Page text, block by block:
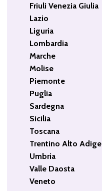
Friuli Venezia Giulia
Lazio
Liguria
Lombardia
Marche
Molise
Piemonte
Puglia
Sardegna
Sicilia
Toscana
Trentino Alto Adige
Umbria
Valle Daosta
Veneto